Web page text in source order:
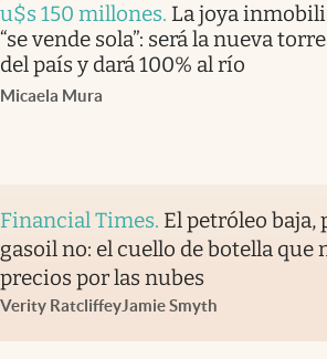
u$s 150 millones. La joya
“se vende sola”: será la nueva
del país y dará 100% al río
Micaela Mura
Financial Times. El petróleo baja,
gasoil no: el cuello de botella que
precios por las nubes
Verity RatcliffeyJamie Smyth